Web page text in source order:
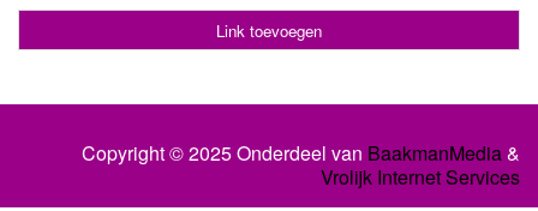
Link toevoegen
Copyright © 2025 Onderdeel van BaakmanMedia&
Vrolijk Internet Services